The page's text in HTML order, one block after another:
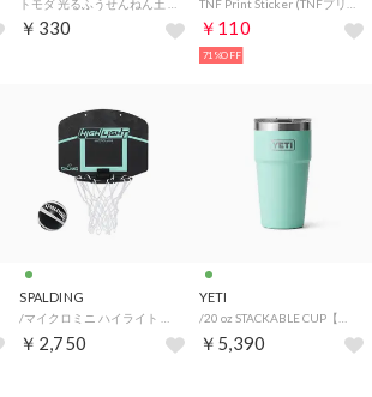
￥330 ￥110
71%OFF
SPALDING
￥2,750
YETI
￥5,390